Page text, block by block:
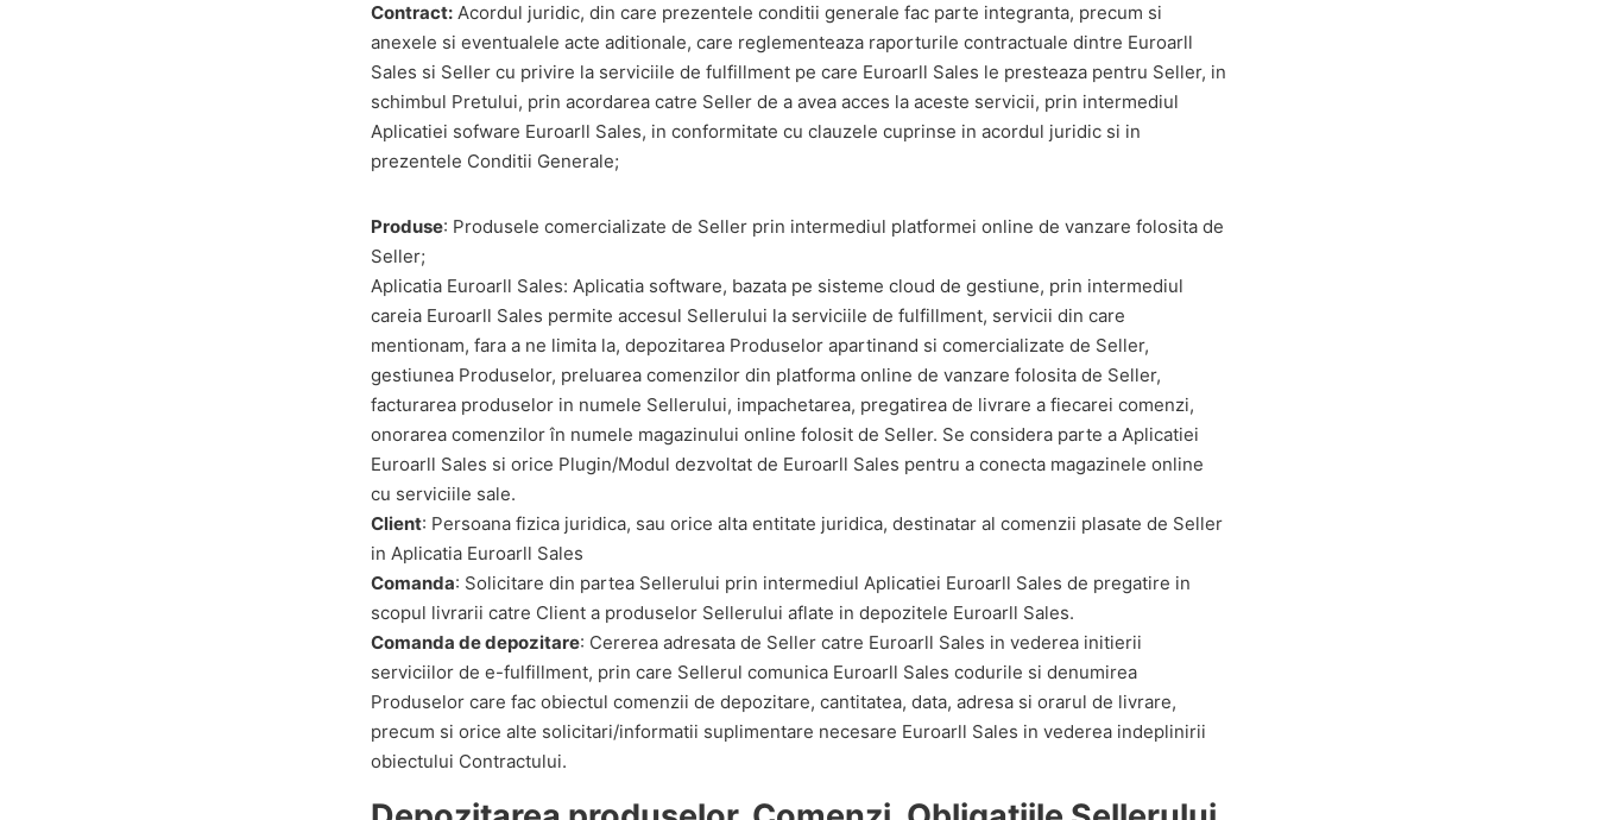
Contract: Acordul juridic, din care prezentele conditii generale fac parte integranta, precum si
anexele si eventualele acte aditionale, care reglementeaza raporturile contractuale dintre Euroarll
Sales si Seller cu privire la serviciile de fulfillment pe care Euroarll Sales le presteaza pentru Seller, in
schimbul Pretului, prin acordarea catre Seller de a avea acces la aceste servicii, prin intermediul
Aplicatiei sofware Euroarll Sales, in conformitate cu clauzele cuprinse in acordul juridic si in
prezentele Conditii Generale;
Produse: Produsele comercializate de Seller prin intermediul platformei online de vanzare folosita de
Seller;
Aplicatia Euroarll Sales: Aplicatia software, bazata pe sisteme cloud de gestiune, prin intermediul
careia Euroarll Sales permite accesul Sellerului la serviciile de fulfillment, servicii din care
mentionam, fara a ne limita la, depozitarea Produselor apartinand si comercializate de Seller,
gestiunea Produselor, preluarea comenzilor din platforma online de vanzare folosita de Seller,
facturarea produselor in numele Sellerului, impachetarea, pregatirea de livrare a fiecarei comenzi,
onorarea comenzilor în numele magazinului online folosit de Seller. Se considera parte a Aplicatiei
Euroarll Sales si orice Plugin/Modul dezvoltat de Euroarll Sales pentru a conecta magazinele online
cu serviciile sale.
Client: Persoana fizica juridica, sau orice alta entitate juridica, destinatar al comenzii plasate de Seller
in Aplicatia Euroarll Sales
Comanda: Solicitare din partea Sellerului prin intermediul Aplicatiei Euroarll Sales de pregatire in
scopul livrarii catre Client a produselor Sellerului aflate in depozitele Euroarll Sales.
Comanda de depozitare: Cererea adresata de Seller catre Euroarll Sales in vederea initierii
serviciilor de e-fulfillment, prin care Sellerul comunica Euroarll Sales codurile si denumirea
Produselor care fac obiectul comenzii de depozitare, cantitatea, data, adresa si orarul de livrare,
precum si orice alte solicitari/informatii suplimentare necesare Euroarll Sales in vederea indeplinirii
obiectului Contractului.